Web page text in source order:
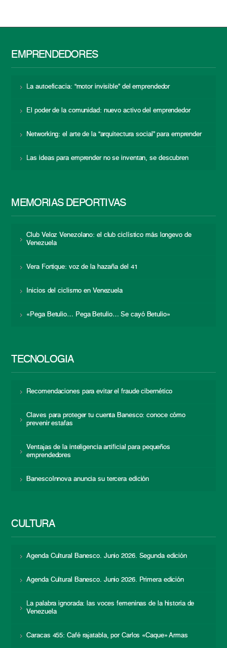
EMPRENDEDORES
La autoeficacia: “motor invisible” del emprendedor
El poder de la comunidad: nuevo activo del emprendedor
Networking: el arte de la “arquitectura social” para emprender
Las ideas para emprender no se inventan, se descubren
MEMORIAS DEPORTIVAS
Club Veloz Venezolano: el club ciclístico más longevo de
Venezuela
Vera Fortique: voz de la hazaña del 41
Inicios del ciclismo en Venezuela
«Pega Betulio… Pega Betulio… Se cayó Betulio»
TECNOLOGÍA
Recomendaciones para evitar el fraude cibernético
Claves para proteger tu cuenta Banesco: conoce cómo
prevenir estafas
Ventajas de la inteligencia artificial para pequeños
emprendedores
BanescoInnova anuncia su tercera edición
CULTURA
Agenda Cultural Banesco. Junio 2026. Segunda edición
Agenda Cultural Banesco. Junio 2026. Primera edición
La palabra ignorada: las voces femeninas de la historia de
Venezuela
Caracas 455: Café rajatabla, por Carlos «Caque» Armas